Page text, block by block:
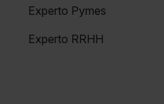
Experto Pymes
Experto RRHH